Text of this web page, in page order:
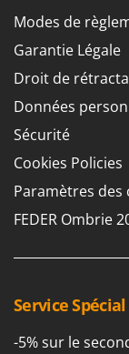
Modes de
Garantie Légale
Droit de
Données
Sécurité
Cookies Policies
Paramètres des
FEDER Ombrie
Service
-5% sur le